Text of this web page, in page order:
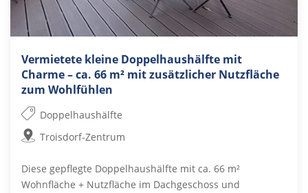
Vermietete kleine Doppelhaushälfte mit
Charme – ca. 66 m² mit zusätzlicher Nutzfläche
zum Wohlfühlen
Doppelhaushälfte
Troisdorf-Zentrum
Diese gepflegte Doppelhaushälfte mit ca. 66 m²
Wohnfläche + Nutzfläche im Dachgeschoss und